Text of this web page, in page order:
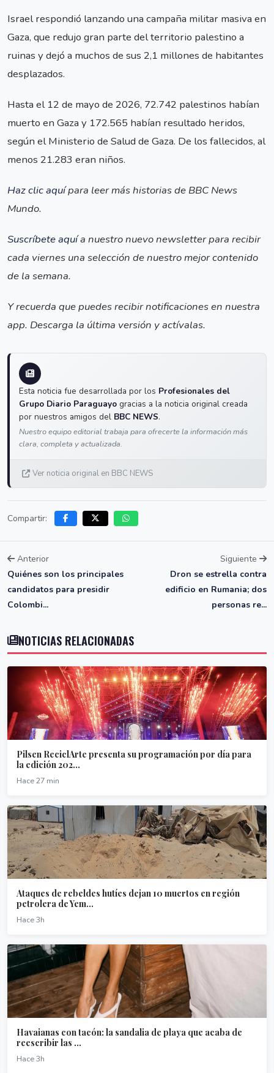
Israel respondió lanzando una campaña militar masiva en
Gaza, que redujo gran parte del territorio palestino a
ruinas y dejó a muchos de sus 2,1 millones de habitantes
desplazados.
Hasta el 12 de mayo de 2026, 72.742 palestinos habían
muerto en Gaza y 172.565 habían resultado heridos,
según el Ministerio de Salud de Gaza. De los fallecidos, al
menos 21.283 eran niños.
Haz clic aquípara leer más historias de BBC News
Mundo.
Suscríbete aquía nuestro nuevo newsletter para recibir
cada viernes una selección de nuestro mejor contenido
de la semana.
Y recuerda que puedes recibir notificaciones en nuestra
app. Descarga la última versión y actívalas.
Esta noticia fue desarrollada por los Profesionales del
Grupo Diario Paraguayo gracias a la noticia original creada
por nuestros amigos del BBC NEWS.
Nuestro equipo editorial trabaja para ofrecerte la información más
clara, completa y actualizada.
Ver noticia original en BBC NEWS
Compartir:
Anterior
Quiénes son los principales
candidatos para presidir
Colombi...
Siguiente
Dron se estrella contra
edificio en Rumania; dos
personas re...
NOTICIAS RELACIONADAS
Pilsen ReciclArte presenta su programación por día para
la edición 202...
Hace 27 min
Ataques de rebeldes hutíes dejan 10 muertos en región
petrolera de Yem...
Hace 3h
Havaianas con tacón: la sandalia de playa que acaba de
reescribir las ...
Hace 3h